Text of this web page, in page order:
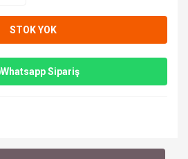
STOK YOK
Whatsapp Sipariş